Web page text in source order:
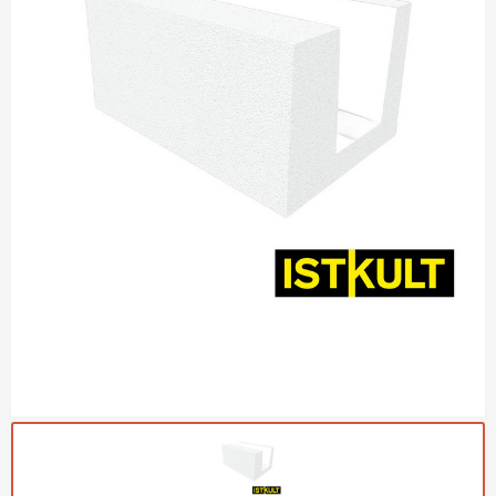
Газобетон (ЕвроАэроБетон)
ПЕРЕЙТИ
ПЕРЕЙТИ
Газобетон Могилевский КСИ
Газобетон ЛСР
Газобетон Poritep